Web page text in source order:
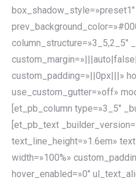
column_structure=»3_5,2_5″
custom_padding=»||0px|||»
use_custom_gutter=»off»
[et_pb_column type=»3_5″
[et_pb_text
text_line_height=»1.6em»
width=»100%»
hover_enabled=»0″